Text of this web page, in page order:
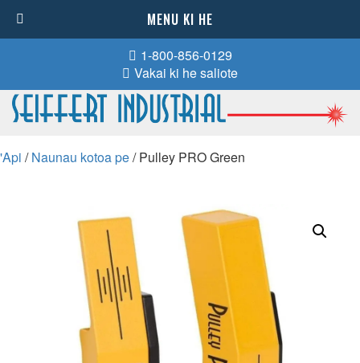
1-800-856-0129
Vakai ki he saliote
'Api /Naunau kotoa pe/ Pulley PRO Green
MENU KI HE